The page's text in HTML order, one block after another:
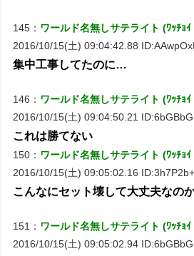
145： ワールド名無しサテライト (ﾜｯﾁｮ
2016/10/15(土) 09:04:42.88
集中工事してたのに…
146： ワールド名無しサテライト (ﾜｯﾁｮ
2016/10/15(土) 09:04:50.21
これは勝てない
150： ワールド名無しサテライト (ﾜｯﾁｮ
2016/10/15(土) 09:05:02.16
こんなにセット壊して大丈夫なの
151： ワールド名無しサテライト (ﾜｯﾁｮ
2016/10/15(土) 09:05:02.94